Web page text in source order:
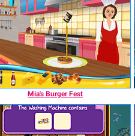
Mia's Burger Fest